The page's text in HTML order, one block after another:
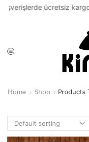
kargo
Home Shop Products